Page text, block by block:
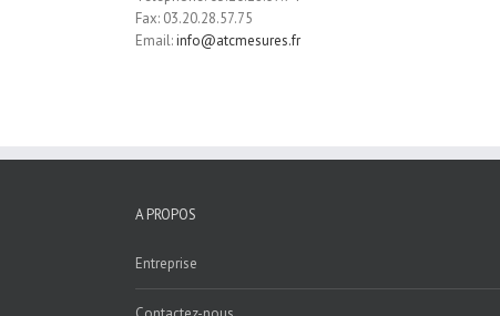
Fax: 03.20.28.57.75
Email:info@atcmesures.fr
A PROPOS
Entreprise